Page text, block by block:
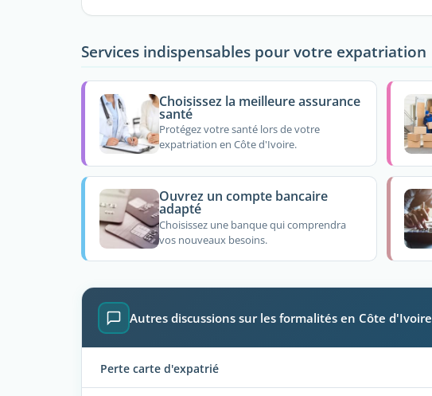
Services indispensables pour votre expatriation
Choisissez la meilleure assurance
santé
Protégez votre santé lors de votre
expatriation en Côte d'Ivoire.
Ouvrez un compte bancaire
adapté
Choisissez une banque qui comprendra
vos nouveaux besoins.
Autres discussions sur les formalités en Côte d'Ivoire
Perte carte d'expatrié